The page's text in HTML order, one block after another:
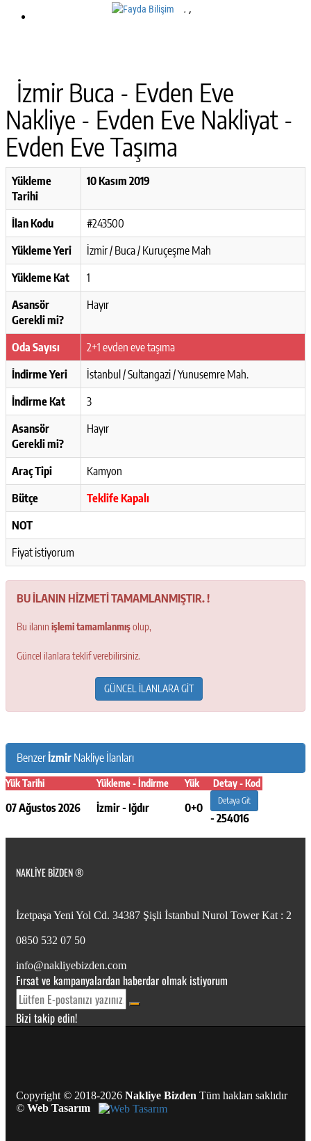
. ,
İzmir Buca - Evden Eve
Nakliye - Evden Eve Nakliyat -
Evden Eve Taşıma
Yükleme
Tarihi
10 Kasım 2019
İlan Kodu
#243500
Yükleme Yeri
İzmir / Buca / Kuruçeşme Mah
Yükleme Kat
1
Asansör
Gerekli mi?
Hayır
Oda Sayısı
2+1 evden eve taşıma
İndirme Yeri
İstanbul / Sultangazi / Yunusemre Mah.
İndirme Kat
3
Asansör
Gerekli mi?
Hayır
Araç Tipi
Kamyon
Bütçe
Teklife Kapalı
NOT
Fiyat istiyorum
BU İLANIN HİZMETİ TAMAMLANMIŞTIR. !
Bu ilanın işlemi tamamlanmışolup,
Güncel ilanlara teklif verebilirsiniz.
GÜNCEL İLANLARA GİT
Benzerİzmir Nakliye İlanları
Yük Tarihi Yükleme - İndirme Yük Detay - Kod
07 Ağustos 2026 İzmir - Iğdır 0+0
Detaya Git
- 254016
NAKLIYE BIZDEN ®
İzetpaşa Yeni Yol Cd. 34387 Şişli İstanbul Nurol Tower Kat : 2
0850 532 07 50
info@nakliyebizden.com
Fırsat ve kampanyalardan haberdar olmak istiyorum
Bizi takip edin!
Copyright © 2018-2026 Nakliye Bizden Tüm hakları saklıdır
© Web Tasarım